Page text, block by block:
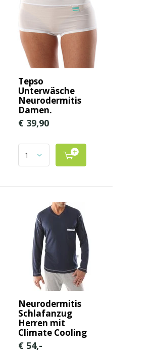
Tepso
Unterwäsche
Neurodermitis
Damen.
€ 39,90
Neurodermitis
Schlafanzug
Herren mit
Climate Cooling
€ 54,-